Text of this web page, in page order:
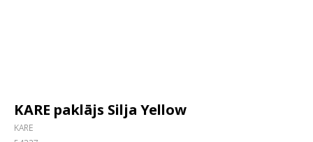
KARE paklājs Silja Yellow
KARE